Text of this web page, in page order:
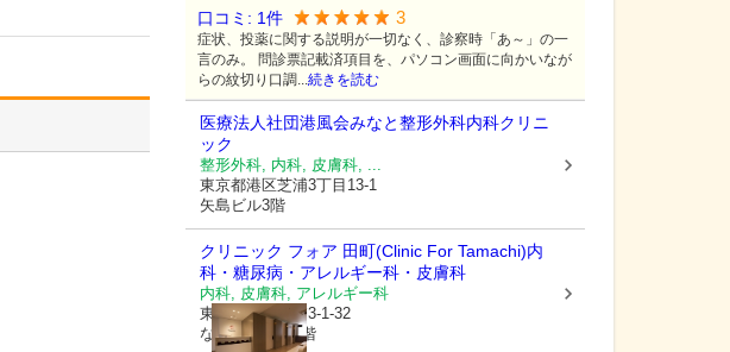
口コミ: 1件 3
症状、投薬に関する説明が一切なく、診察時「あ～」の一
言のみ。 問診票記載済項目を、パソコン画面に向かいなが
らの紋切り口調...続きを読む
医療法人社団港風会みなと整形外科内科クリニ
ック
整形外科, 内科, 皮膚科, ...
東京都港区芝浦3丁目13-1
矢島ビル3階
クリニック フォア 田町(Clinic For Tamachi)内
科・糖尿病・アレルギー科・皮膚科
内科, 皮膚科, アレルギー科
東京都港区芝浦3-1-32
なぎさテラス4階